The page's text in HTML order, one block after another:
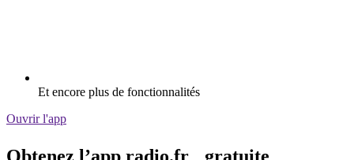
Et encore plus de fonctionnalités
Ouvrir l'app